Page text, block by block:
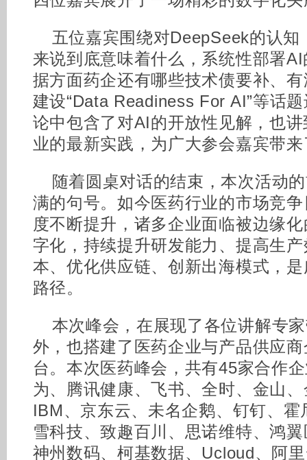
五位嘉宾围绕对DeepSeek的认
来说到底意味着什么，系统性部署
据方面药企还有哪些技术债要补、
建设“Data Readiness For AI”等话
论中包含了对AI的开放性见解，也
业的最新实践，为广大参会嘉宾带
随着圆桌对话的结束，本次活动
满的句号。如今医药行业的市场竞
度不断提升，诸多企业面临被边缘
字化，持续提升研发能力、提高生
本、优化供应链、创新出海模式，
路径。
本次峰会，在展现了各位讲解专
外，也搭建了医药企业与产品供应
台。本次医药峰会，共有45家合作
为、腾讯健康、飞书、全时、金山
IBM、京东云、未名企鹅、钉钉、
雪科技、致趣百川、思诺维特、鸿
神州数码、柯基数据、Ucloud、阿